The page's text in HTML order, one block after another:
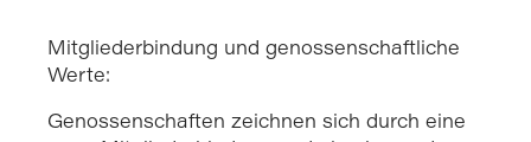
Mitgliederbindung und genossenschaftliche
Werte:
Genossenschaften zeichnen sich durch eine